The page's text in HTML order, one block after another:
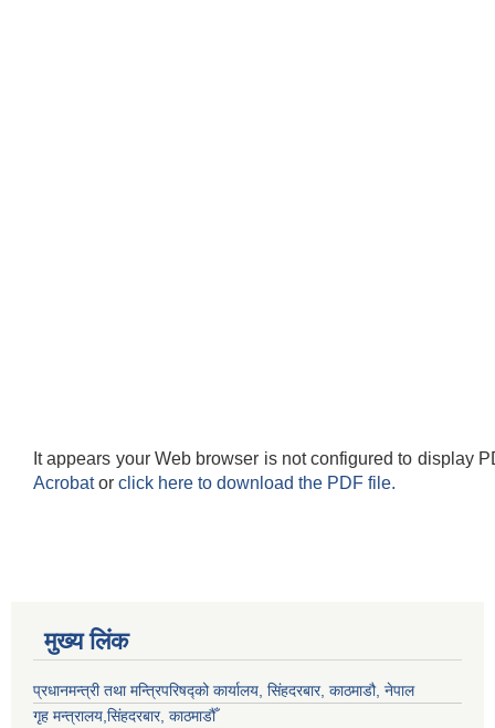
It appears your Web browser is not configured to display
Acrobator click here to download the PDF file.
मुख्य लिंक
प्रधानमन्त्री तथा मन्त्रिपरिषद्को कार्यालय, सिंहदरबार, काठमाडौ, नेपाल
गृह मन्त्रालय,सिंहदरबार, काठमाडौँ